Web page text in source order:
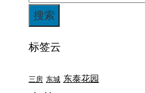
标签云
三房 东城 东泰花园